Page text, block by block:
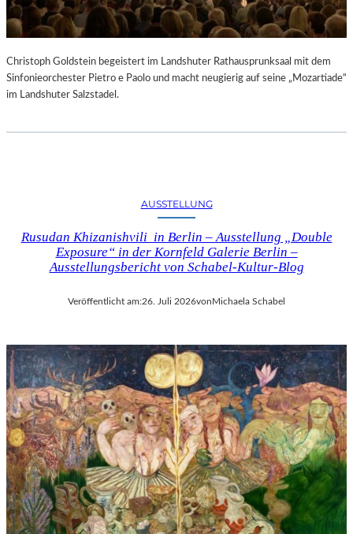
Christoph Goldstein begeistert im Landshuter Rathausprunksaal mit dem
Sinfonieorchester Pietro e Paolo und macht neugierig auf seine „Mozartiade“
im Landshuter Salzstadel.
AUSSTELLUNG
Rusudan Khizanishvili in Berlin – Ausstellung „Double
Exposure“ in der Kornfeld Galerie Berlin –
Ausstellungsbericht von Schabel-Kultur-Blog
Veröffentlicht am:26. Juli 2026von Michaela Schabel